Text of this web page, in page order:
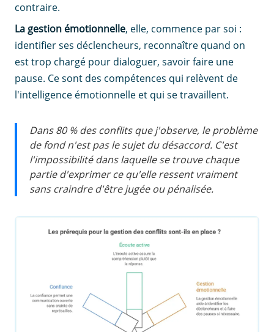
contraire.
La gestion émotionnelle, elle, commence par soi :
identifier ses déclencheurs, reconnaître quand on
est trop chargé pour dialoguer, savoir faire une
pause. Ce sont des compétences qui relèvent de
l'intelligence émotionnelle et qui se travaillent.
Dans 80 % des conflits que j'observe, le problème
de fond n'est pas le sujet du désaccord. C'est
l'impossibilité dans laquelle se trouve chaque
partie d'exprimer ce qu'elle ressent vraiment
sans craindre d'être jugée ou pénalisée.